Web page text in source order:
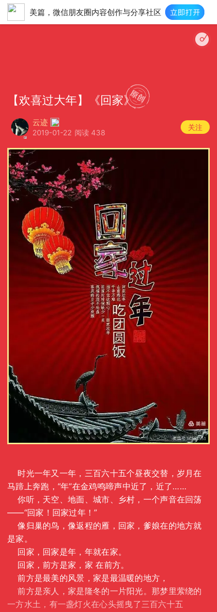
美篇，微信朋友圈内容创作与分享社区
【欢喜过大年】《回家》
云迹
2019-01-22 阅读 438
关注
时光一年又一年，三百六十五个昼夜交替，岁月在
马蹄上奔跑，“年”在金鸡鸣啼声中近了，近了……
你听，天空、地面、城市、乡村，一个声音在回荡
——“回家！回家过年！”
像归巢的鸟，像返程的雁，回家，爹娘在的地方就
是家。
回家，回家是年，年就在家。
回家，前方是家，家 在前方。
前方是最美的风景，家是最温暖的地方，
前方是亲人，家是隆冬的一片阳光。那梦里萦绕的
一方水土，有一盏灯火在心头摇曳了三百六十五
imgcache.qq.com/music/photo/album_300/90/